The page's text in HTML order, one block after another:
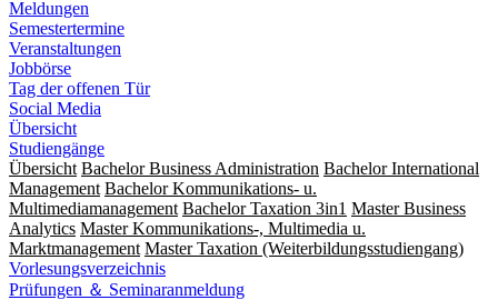
Meldungen
Semestertermine
Veranstaltungen
Jobbörse
Tag der offenen Tür
Social Media
Übersicht
Studiengänge
Übersicht Bachelor Business Administration Bachelor International
Management Bachelor Kommunikations- u.
Multimediamanagement Bachelor Taxation 3in1 Master Business
Analytics Master Kommunikations-, Multimedia u.
Marktmanagement Master Taxation (Weiterbildungsstudiengang)
Vorlesungsverzeichnis
Prüfungen ＆ Seminaranmeldung